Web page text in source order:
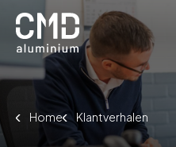
Home Klantverhalen